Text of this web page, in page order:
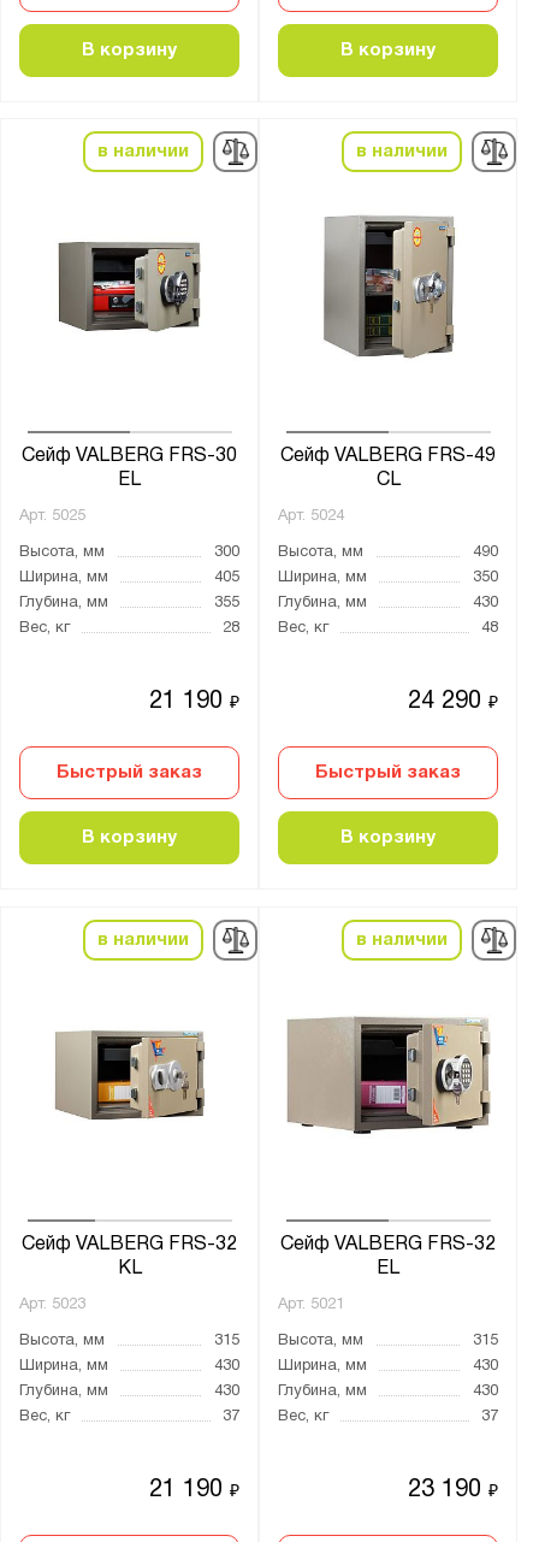
В корзину В корзину
в наличии
Сейф VALBERG FRS-30
EL
Арт. 5025
Высота, мм
300
Ширина, мм
405
Глубина, мм
355
Вес, кг
28
21 190₽
Быстрый заказ
В корзину
в наличии
Сейф VALBERG FRS-49
CL
Арт. 5024
Высота, мм
490
Ширина, мм
350
Глубина, мм
430
Вес, кг
48
24 290₽
Быстрый заказ
В корзину
в наличии
Сейф VALBERG FRS-32
KL
Арт. 5023
Высота, мм
315
Ширина, мм
430
Глубина, мм
430
Вес, кг
37
21 190₽
в наличии
Сейф VALBERG FRS-32
EL
Арт. 5021
Высота, мм
315
Ширина, мм
430
Глубина, мм
430
Вес, кг
37
23 190₽
нет
до
натуральное дерево
порошковое
Нагрузка на полку, кг:
от
нет
опция
Тип замка:
2 ключевых
Кодовый электронный и ключевой
Электро-механический
электронно-биометрический
от до
Количество стволов :
от
Графитовый серый (RAL 7024)